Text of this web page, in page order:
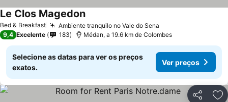
Bed & Breakfast Ambiente tranquilo no Vale do Sena
Le Clos Magedon
9,4 Excelente 183 Médan, a 19.6 km de Colombes
Selecione as datas para ver os preços
exatos.
Ver preços
Partilhar